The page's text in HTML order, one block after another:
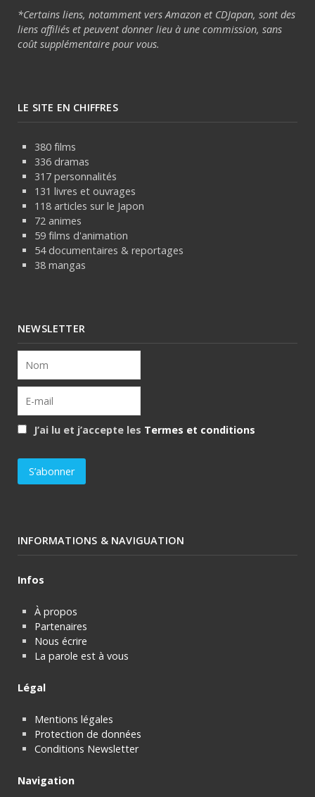
*Certains liens, notamment vers Amazon et CDJapan, sont des
liens affiliés et peuvent donner lieu à une commission, sans
coût supplémentaire pour vous.
LE SITE EN CHIFFRES
380 films
336 dramas
317 personnalités
131 livres et ouvrages
118 articles sur le Japon
72 animes
59 films d'animation
54 documentaires & reportages
38 mangas
NEWSLETTER
J’ai lu et j’accepte les Termes et conditions
INFORMATIONS & NAVIGUATION
Infos
À propos
Partenaires
Nous écrire
La parole est à vous
Légal
Mentions légales
Protection de données
Conditions Newsletter
Navigation